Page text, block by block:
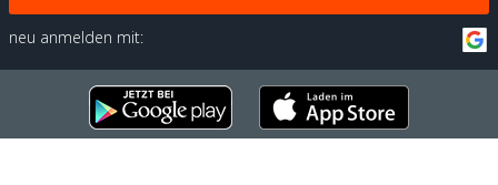
neu anmelden mit: